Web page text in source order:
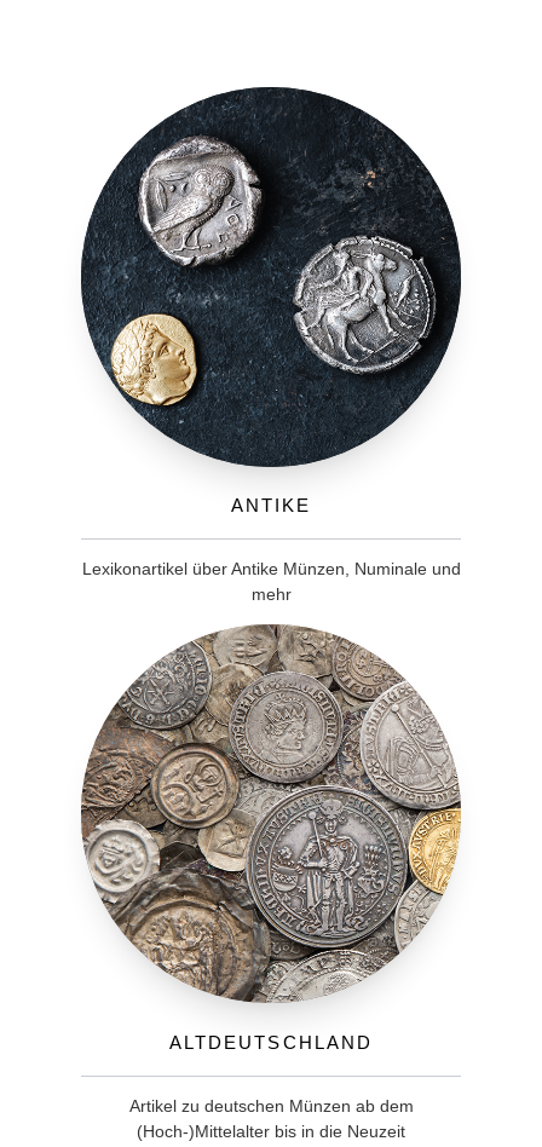
Antike
Lexikonartikel über Antike Münzen, Numinale und
mehr
Altdeutschland
Artikel zu deutschen Münzen ab dem
(Hoch-)Mittelalter bis in die Neuzeit